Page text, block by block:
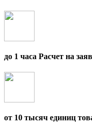
до 1 часа Расчет на
от 10 тысяч единиц